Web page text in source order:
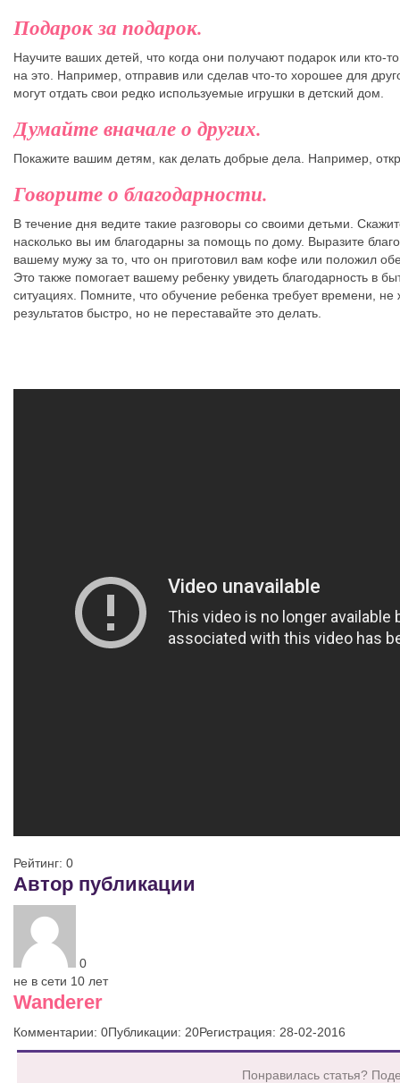
Подарок за подарок.
Научите ваших детей, что когда они получают подарок или кто-
на это. Например, отправив или сделав что-то хорошее для
могут отдать свои редко используемые игрушки в детский дом.
Думайте вначале о других.
Покажите вашим детям, как делать добрые дела. Например,
Говорите о благодарности.
В течение дня ведите такие разговоры со своими детьми.
насколько вы им благодарны за помощь по дому. Выразите
вашему мужу за то, что он приготовил вам кофе или положил
Это также помогает вашему ребенку увидеть благодарность в
ситуациях. Помните, что обучение ребенка требует времени, не
результатов быстро, но не переставайте это делать.
Рейтинг: 0
Автор публикации
0
не в сети 10 лет
Wanderer
Комментарии: 0Публикации: 20Регистрация: 28-02-2016
Понравилась статья?